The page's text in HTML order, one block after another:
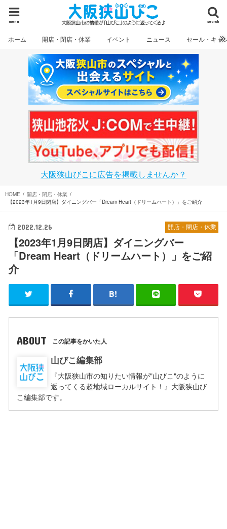
search
menu
ホーム 開店・閉店・休業 イベント ニュース セール・キャ
大阪狭山びこに広告を掲載しませんか？
HOME
開店・閉店・休業
【2023年1月9日閉店】ダイニングバー「Dream Heart（ドリームハート）」をご紹介
開店・閉店・休業
2022.12.26
【2023年1月9日閉店】ダイニングバー
「Dream Heart（ドリームハート）」をご紹
介
ABOUT この記事をかいた人
山びこ編集部
『大阪狭山市の知りたい情報が"山びこ"のように
返ってくる超地域ローカルサイト！』大阪狭山び
こ編集部です。